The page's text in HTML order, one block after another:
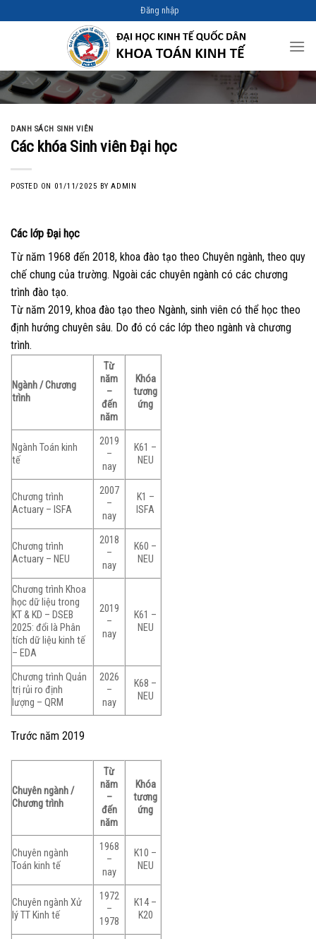
to
Đăng nhập
DANH SÁCH SINH VIÊN
Các khóa Sinh viên Đại học
POSTED ON 01/11/2025 BYADMIN
Các lớp Đại học
Từ năm 1968 đến 2018, khoa đào tạo theo Chuyên ngành, theo quy
chế chung của trường. Ngoài các chuyên ngành có các chương
trình đào tạo.
Từ năm 2019, khoa đào tạo theo Ngành, sinh viên có thể học theo
định hướng chuyên sâu. Do đó có các lớp theo ngành và chương
trình.
Ngành / Chương
trình
Từ
năm
–
đến
năm
Khóa
tương
ứng
Ngành Toán kinh
tế
2019
–
nay
K61 –
NEU
Chương trình
Actuary – ISFA
2007
–
nay
K1 –
ISFA
Chương trình
Actuary – NEU
2018
–
nay
K60 –
NEU
Chương trình Khoa
học dữ liệu trong
KT & KD – DSEB
2025: đổi là Phân
tích dữ liệu kinh tế
– EDA
2019
–
nay
K61 –
NEU
Chương trình Quản
trị rủi ro định
lượng – QRM
2026
–
nay
K68 –
NEU
Trước năm 2019
Chuyên ngành /
Chương trình
Từ
năm
–
đến
năm
Khóa
tương
ứng
Chuyên ngành
Toán kinh tế
1968
–
nay
K10 –
NEU
Chuyên ngành Xử
lý TT Kinh tế
1972
–
1978
K14 –
K20